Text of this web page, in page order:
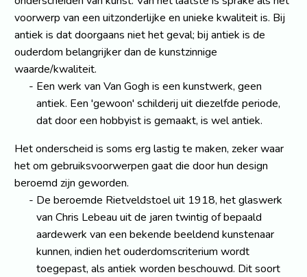
voorwerp van een uitzonderlijke en unieke kwaliteit is. Bij
antiek is dat doorgaans niet het geval; bij antiek is de
ouderdom belangrijker dan de kunstzinnige
waarde/kwaliteit.
Een werk van Van Gogh is een kunstwerk, geen
antiek. Een 'gewoon' schilderij uit diezelfde periode,
dat door een hobbyist is gemaakt, is wel antiek.
Het onderscheid is soms erg lastig te maken, zeker waar
het om gebruiksvoorwerpen gaat die door hun design
beroemd zijn geworden.
De beroemde Rietveldstoel uit 1918, het glaswerk
van Chris Lebeau uit de jaren twintig of bepaald
aardewerk van een bekende beeldend kunstenaar
kunnen, indien het ouderdomscriterium wordt
toegepast, als antiek worden beschouwd. Dit soort